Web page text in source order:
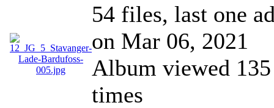
54 files, last one
on Mar 06, 2021
Album viewed 135
times